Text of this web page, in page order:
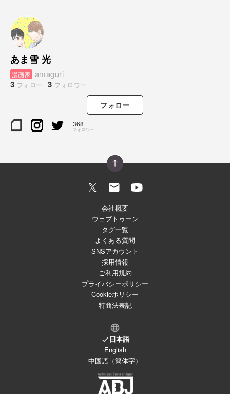
あま雪 光
漫画家 amaguri
3 フォロー 3 フォロワー
フォロー
368
フォロワー
会社概要
ウェブトゥーン
タグ一覧
よくある質問
SNSアカウント
採用情報
ご利用規約
プライバシーポリシー
Cookieポリシー
特商法表記
日本語
English
中国語（簡体字）